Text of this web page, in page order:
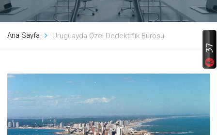
Ana Sayfa Uruguayda Özel Dedektiflik Bürosu